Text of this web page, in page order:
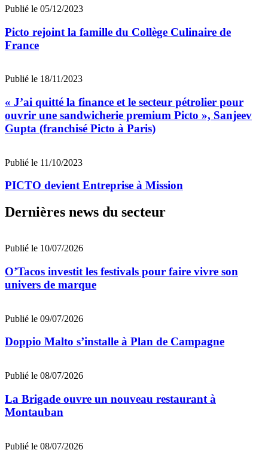
Publié le 05/12/2023
Picto rejoint la famille du Collège Culinaire de
France
Publié le 18/11/2023
« J’ai quitté la finance et le secteur pétrolier pour
ouvrir une sandwicherie premium Picto », Sanjeev
Gupta (franchisé Picto à Paris)
Publié le 11/10/2023
PICTO devient Entreprise à Mission
Dernières news du secteur
Publié le 10/07/2026
O’Tacos investit les festivals pour faire vivre son
univers de marque
Publié le 09/07/2026
Doppio Malto s’installe à Plan de Campagne
Publié le 08/07/2026
La Brigade ouvre un nouveau restaurant à
Montauban
Publié le 08/07/2026